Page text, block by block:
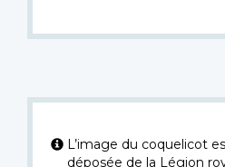
L’image du coquelicot
déposée de la Légion